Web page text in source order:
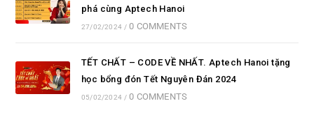
phá cùng Aptech Hanoi
27/02/2024 / 0 COMMENTS
TẾT CHẤT – CODE VỀ NHẤT. Aptech Hanoi tặng
học bổng đón Tết Nguyên Đán 2024
05/02/2024 / 0 COMMENTS